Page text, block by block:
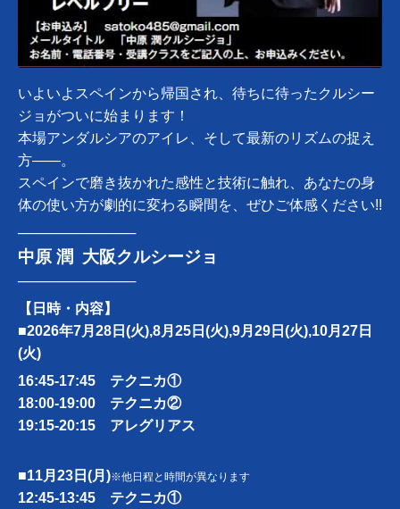
いよいよスペインから帰国され、待ちに待ったクルシー
ジョがついに始まります！
本場アンダルシアのアイレ、そして最新のリズムの捉え
方――。
スペインで磨き抜かれた感性と技術に触れ、あなたの身
体の使い方が劇的に変わる瞬間を、ぜひご体感ください!!
────────────
中原 潤 大阪クルシージョ
────────────
【日時・内容】
■2026年7月28日(火),8月25日(火),9月29日(火),10月27日
(火)
16:45-17:45 テクニカ①
18:00-19:00 テクニカ②
19:15-20:15 アレグリアス
■11月23日(月)※他日程と時間が異なります
12:45-13:45 テクニカ①